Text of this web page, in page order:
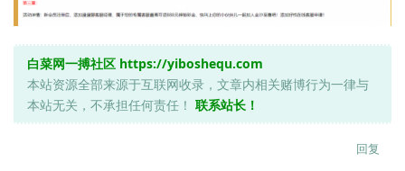
白菜网一搏社区 https://yiboshequ.com
本站资源全部来源于互联网收录，文章内相关赌博行为一律与
本站无关，不承担任何责任！ 联系站长！
回复